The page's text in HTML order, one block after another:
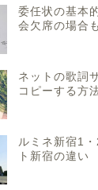
委任状の基本
会欠席の場合
ネットの歌詞
コピーする方
ルミネ新宿1
ト新宿の違い